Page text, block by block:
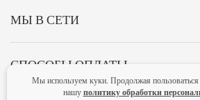
МЫ В СЕТИ
СПОСОБЫ ОПЛАТЫ
Мы используем куки. Продолжая
нашуполитику обработки